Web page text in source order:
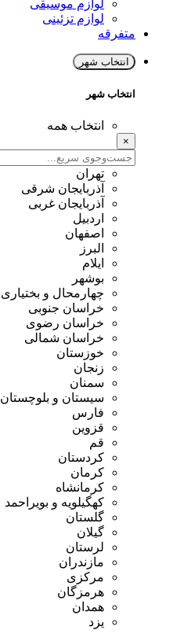
لوازم موسیقی
لوازم تزئینی
متفرقه
انتخاب شهر
انتخاب شهر
انتخاب همه
×
تهران
آذربایجان شرقی
آذربایجان غربی
اردبیل
اصفهان
البرز
ایلام
بوشهر
چهارمحال و بختیاری
خراسان جنوبی
خراسان رضوی
خراسان شمالی
خوزستان
زنجان
سمنان
سیستان و بلوچستان
فارس
قزوین
قم
کردستان
کرمان
کرمانشاه
کهگیلویه و بویراحمد
گلستان
گیلان
لرستان
مازندران
مرکزی
هرمزگان
همدان
یزد